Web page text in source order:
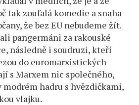
tak zoufalá komedie a snaha
že bez EU nebudeme žít.
pangermáni za rakouské
následně i soudruzi, kteří
do euromarxistických
s Marxem nic společného,
modrém hadru s hvězdičkami,
vlajku.